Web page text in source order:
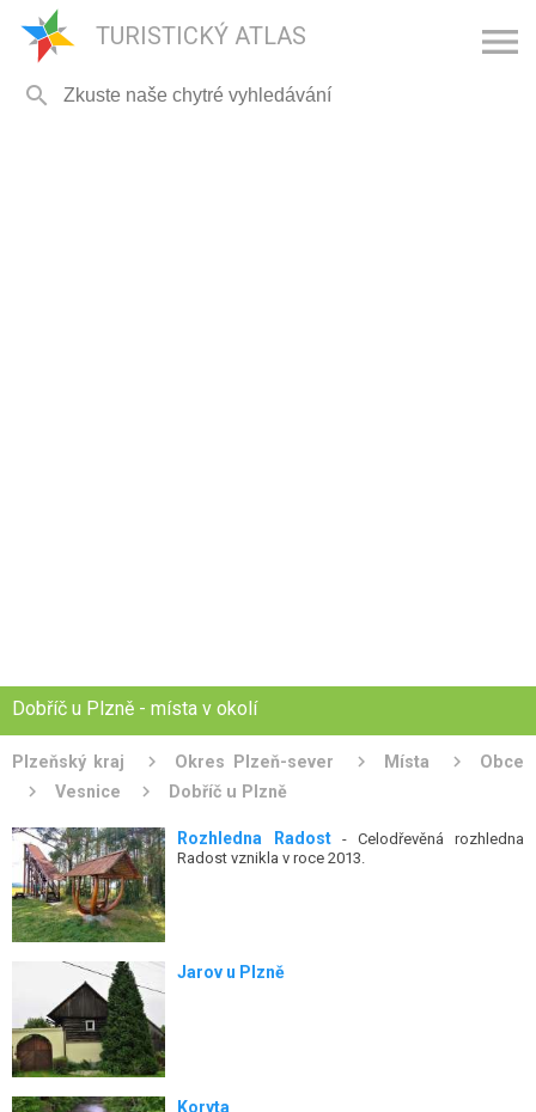
TURISTICKÝ ATLAS 

Dobříč u Plzně - místa v okolí
Plzeňský kraj Okres Plzeň-sever Místa
Obce
Vesnice
Dobříč u Plzně
Rozhledna Radost- Celodřevěná rozhledna
Radost vznikla v roce 2013.
Jarov u Plzně
Koryta